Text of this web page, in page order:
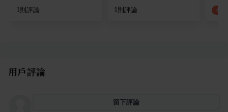
1則評論 1則評論 4.2
用戶評論
留下評論